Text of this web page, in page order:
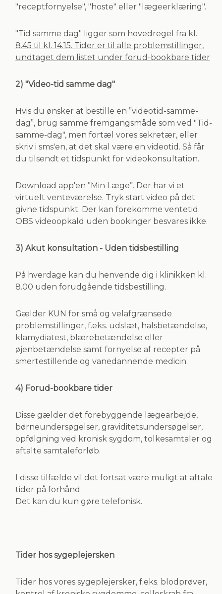
"receptfornyelse", "hoste" eller "lægeerklæring".
"Tid samme dag" ligger som hovedregel fra kl.
8.45 til kl. 14.15. Tider er til alle problemstillinger,
undtaget dem listet under forud-bookbare tider
2) "Video-tid samme dag"
Hvis du ønsker at bestille en ”videotid-samme-
dag”, brug samme fremgangsmåde som ved "Tid-
samme-dag", men fortæl vores sekretær, eller
skriv i sms'en, at det skal være en videotid. Så får
du tilsendt et tidspunkt for videokonsultation.
Download app'en ”Min Læge”. Der har vi et
virtuelt venteværelse. Tryk start video på det
givne tidspunkt. Der kan forekomme ventetid.
OBS videoopkald uden bookinger besvares ikke.
3) Akut konsultation - Uden tidsbestilling
På hverdage kan du henvende dig i klinikken kl.
8.00 uden forudgående tidsbestilling.
Gælder KUN for små og velafgrænsede
problemstillinger, f.eks. udslæt, halsbetændelse,
klamydiatest, blærebetændelse eller
øjenbetændelse samt fornyelse af recepter på
smertestillende og vanedannende medicin.
4) Forud-bookbare tider
Disse gælder det forebyggende lægearbejde,
børneundersøgelser, graviditetsundersøgelser,
opfølgning ved kronisk sygdom, tolkesamtaler og
aftalte samtaleforløb.
I disse tilfælde vil det fortsat være muligt at aftale
tider på forhånd.
Det kan du kun gøre telefonisk.
Tider hos sygeplejersken
Tider hos vores sygeplejersker, f.eks. blodprøver,